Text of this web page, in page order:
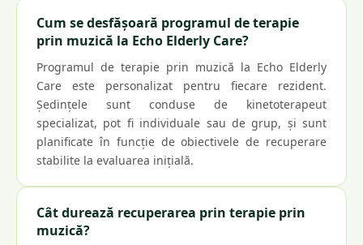
Cum se desfășoară programul de terapie
prin muzică la Echo Elderly Care?
Programul de terapie prin muzică la Echo Elderly
Care este personalizat pentru fiecare rezident.
Ședințele sunt conduse de kinetoterapeut
specializat, pot fi individuale sau de grup, și sunt
planificate în funcție de obiectivele de recuperare
stabilite la evaluarea inițială.
Cât durează recuperarea prin terapie prin
muzică?